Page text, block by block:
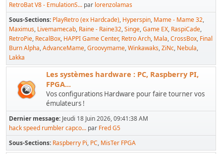
RetroBat V8 - EmulationS... par lorenzolamas
Sous-Sections PlayRetro (ex Hardcade) Hyperspin Mame - Mame 32
Maximus Livemamecab Raine - Raine32 Singe Game EX RaspiCade
RetroPie RecalBox HAPPI Game Center Retro Arch Mala CrossBox Final
Burn Alpha AdvanceMame Groovymame Winkawaks ZiNc Nebula
Lakka
Les systèmes hardware : PC, Raspberry PI,
FPGA...
Vos configurations Hardware pour faire tourner vos
émulateurs !
Dernier message: Jeudi 18 Juin 2026, 09:41:38 AM
hack speed rumbler capco... par Fred G5
Sous-Sections Raspberry Pi PC MisTer FPGA